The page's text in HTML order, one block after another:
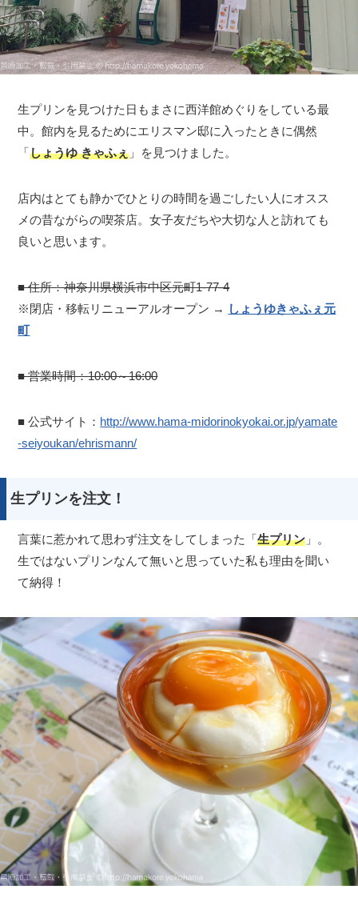
生プリンを見つけた日もまさに西洋館めぐりをしている最
中。館内を見るためにエリスマン邸に入ったときに偶然
「しょうゆ きゃふぇ 」を見つけました。
店内はとても静かでひとりの時間を過ごしたい人にオスス
メの昔ながらの喫茶店。女子友だちや大切な人と訪れても
良いと思います。
■ 住所：神奈川県横浜市中区元町1-77-4
※閉店・移転リニューアルオープン → しょうゆきゃふぇ元
町
■ 営業時間：10:00～16:00
■ 公式サイト： http://www.hama-midorinokyokai.or.jp/yamate
-seiyoukan/ehrismann/
生プリンを注文！
言葉に惹かれて思わず注文をしてしまった「生プリン 」。
生ではないプリンなんて無いと思っていた私も理由を聞い
て納得！